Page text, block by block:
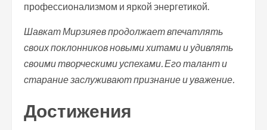
профессионализмом и яркой энергетикой.
Шавкат Мирзияев продолжает впечатлять
своих поклонников новыми хитами и удивлять
своими творческими успехами. Его талант и
старание заслуживают признание и уважение.
Достижения